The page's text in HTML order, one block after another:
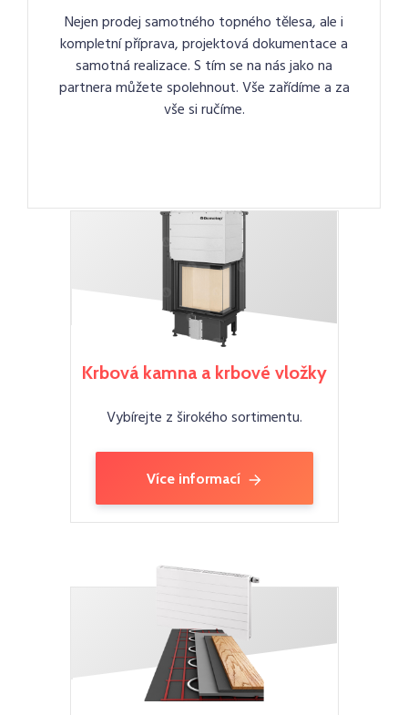
Nejen prodej samotného topného tělesa, ale i
kompletní příprava, projektová dokumentace a
samotná realizace. S tím se na nás jako na
partnera můžete spolehnout. Vše zařídíme a za
vše si ručíme.
Krbová kamna a krbové vložky
Vybírejte z širokého sortimentu.
Více informací